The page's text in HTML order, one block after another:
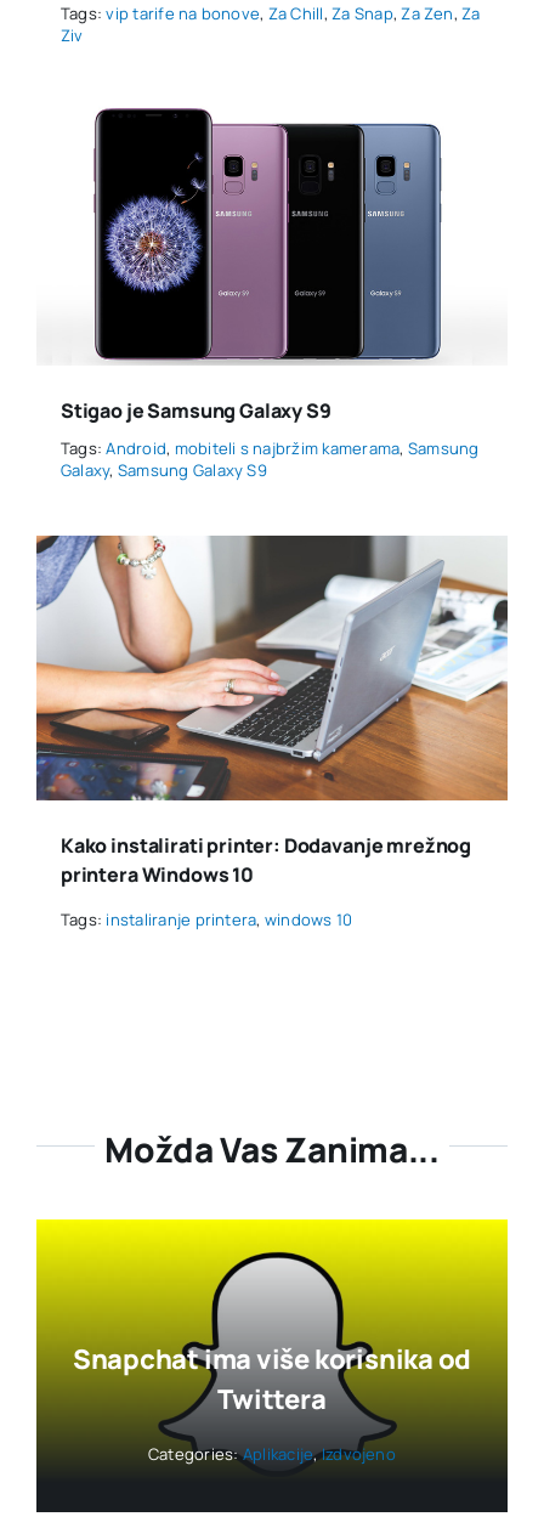
Tags:vip tarife na bonove, Za Chill,Za Snap,Za Zen,Za
Ziv
Stigao je Samsung Galaxy S9
Tags:Android, mobiteli s najbržim kamerama, Samsung
Galaxy, Samsung Galaxy S9
Kako instalirati printer: Dodavanje mrežnog
printera Windows 10
Tags: instaliranje printera, windows 10
Možda Vas Zanima...
Snapchat ima više korisnika od
Twittera
Categories:Aplikacije,Izdvojeno